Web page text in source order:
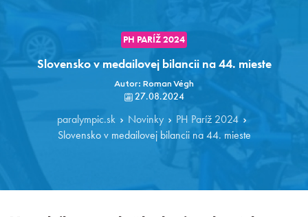
PH PARÍŽ 2024
Slovensko v medailovej bilancii na 44. mieste
Autor: Roman Végh
27.08.2024
paralympic.sk Novinky
PH Paríž 2024
Slovensko v medailovej bilancii na 44. mieste